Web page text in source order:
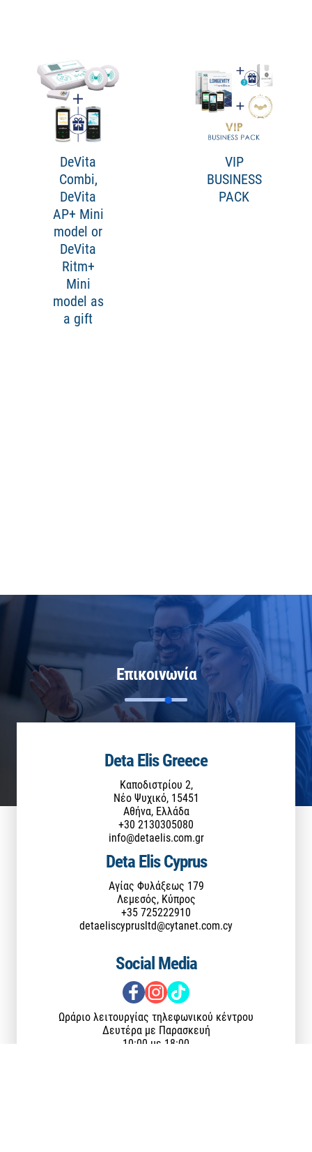
DeVita
Combi,
DeVita
AP+ Mini
model or
DeVita
Ritm+
Mini
model as
a gift
VIP
BUSINESS
PACK
Επικοινωνία
Deta Elis Greece
Καποδιστρίου 2,
Νέο Ψυχικό, 15451
Αθήνα, Ελλάδα
+30 2130305080
info@detaelis.com.gr
Deta Elis Cyprus
Αγίας Φυλάξεως 179
Λεμεσός, Κύπρος
+35 725222910
detaeliscyprusltd@cytanet.com.cy
Social Media
Ωράριο λειτουργίας τηλεφωνικού κέντρου
Δευτέρα με Παρασκευή
10:00 με 18:00